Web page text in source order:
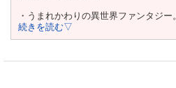
・うまれかわりの異世界ファンタジー。
続きを読む▽